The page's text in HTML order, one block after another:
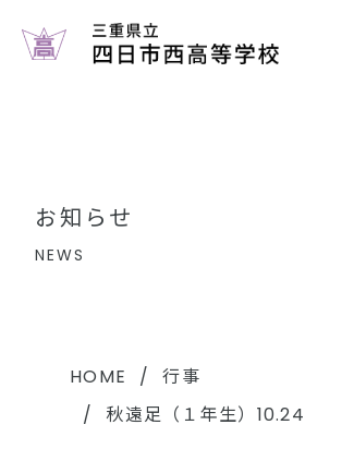
お知らせ
学校生活
中学生のみなさまへ
お知らせ
NEWS
HOME
行事
秋遠足（１年生）10.24